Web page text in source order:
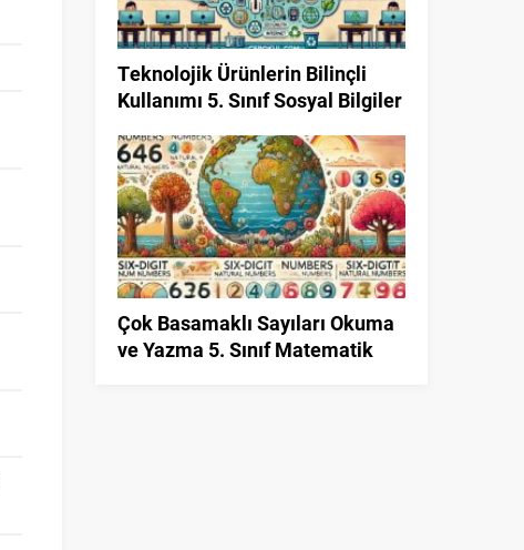
Teknolojik Ürünlerin Bilinçli
Kullanımı 5. Sınıf Sosyal Bilgiler
Çok Basamaklı Sayıları Okuma
ve Yazma 5. Sınıf Matematik